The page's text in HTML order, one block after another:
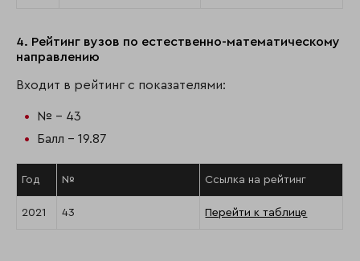
4. Рейтинг вузов по естественно-математическому
направлению
Входит в рейтинг с показателями:
№ - 43
Балл - 19.87
Год № Ссылка на рейтинг
2021 43 Перейти к таблице